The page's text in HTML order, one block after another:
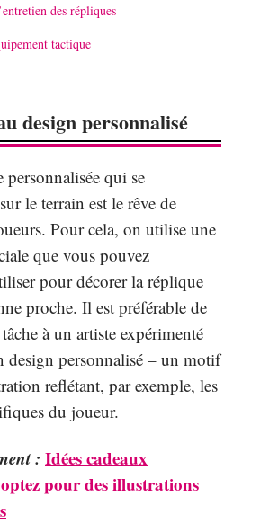
des répliques
tactique
design personnalisé
qui se
le terrain est le rêve de
Pour cela, on utilise une
que vous pouvez
pour décorer la réplique
proche. Il est préférable de
à un artiste expérimenté
design personnalisé – un motif
reflétant, par exemple, les
du joueur.
: Idées cadeaux
pour des illustrations